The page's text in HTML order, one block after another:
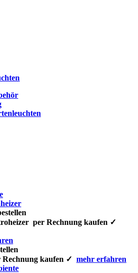
per Rechnung kaufen ✓
kaufen ✓ mehr erfahren